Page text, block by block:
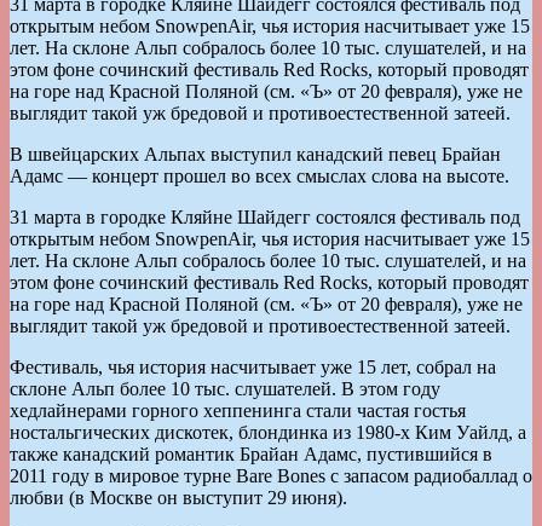
открытым небом SnowpenAir, чья история насчитывает уже 15
лет. На склоне Альп собралось более 10 тыс. слушателей, и на
этом фоне сочинский фестиваль Red Rocks, который проводят
на горе над Красной Поляной (см. «Ъ» от 20 февраля), уже не
выглядит такой уж бредовой и противоестественной затеей.
В швейцарских Альпах выступил канадский певец Брайан
Адамс — концерт прошел во всех смыслах слова на высоте.
31 марта в городке Кляйне Шайдегг состоялся фестиваль под
открытым небом SnowpenAir, чья история насчитывает уже 15
лет. На склоне Альп собралось более 10 тыс. слушателей, и на
этом фоне сочинский фестиваль Red Rocks, который проводят
на горе над Красной Поляной (см. «Ъ» от 20 февраля), уже не
выглядит такой уж бредовой и противоестественной затеей.
Фестиваль, чья история насчитывает уже 15 лет, собрал на
склоне Альп более 10 тыс. слушателей. В этом году
хедлайнерами горного хеппенинга стали частая гостья
ностальгических дискотек, блондинка из 1980-х Ким Уайлд, а
также канадский романтик Брайан Адамс, пустившийся в
2011 году в мировое турне Bare Bones с запасом радиобаллад о
любви (в Москве он выступит 29 июня).